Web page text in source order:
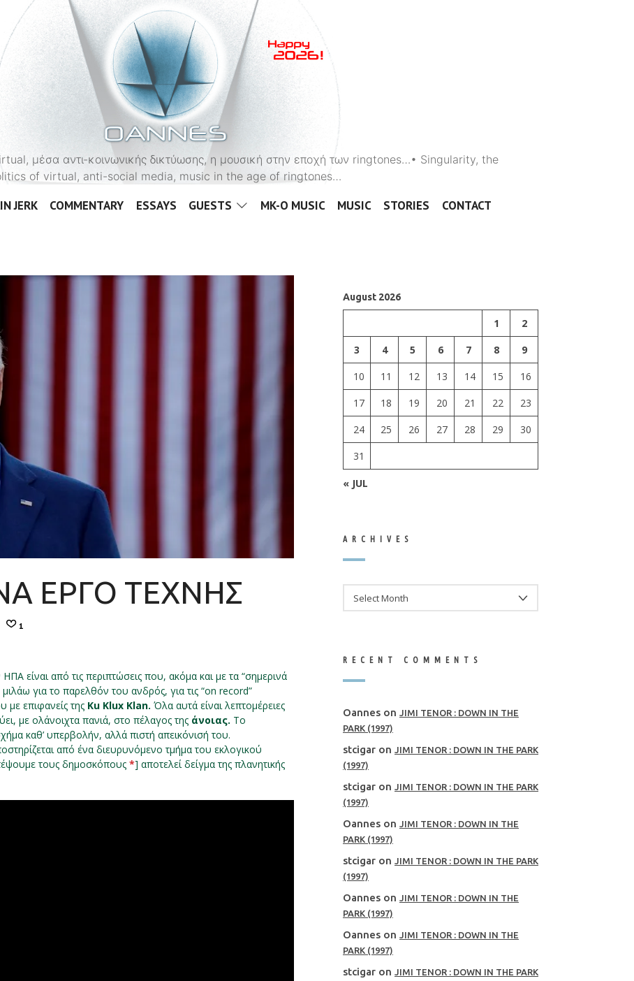
OANNES
μέσα αντι-κοινωνικής δικτύωσης, η μουσική στην εποχή των ringtones…• Singularity, the
of virtual, anti-social media, music in the age of ringtones…
JERK COMMENTARY ESSAYS GUESTS MK-O MUSIC MUSIC STORIES CONTACT
ΕΡΓΟ ΤΕΧΝΗΣ
1
είναι από τις περιπτώσεις που, ακόμα και με τα “σημερινά
για το παρελθόν του ανδρός, για τις “on record”
με επιφανείς της Ku Klux Klan. Όλα αυτά είναι λεπτομέρειες
με ολάνοιχτα πανιά, στο πέλαγος της άνοιας. Το
καθ’ υπερβολήν, αλλά πιστή απεικόνισή του.
από ένα διευρυνόμενο τμήμα του εκλογικού
τους δημοσκόπους *] αποτελεί δείγμα της πλανητικής
August 2026
1
2
3
4 5 6 7 8
9
10
11 12 13 14 15
16
17
18 19 20 21 22
23
24
25 26 27 28 29
30
31
« JUL
ARCHIVES
RECENT COMMENTS
Oannes on
JIMI TENOR : DOWN IN THE
PARK (1997)
stcigar on
JIMI TENOR : DOWN IN THE PARK
(1997)
stcigar on
JIMI TENOR : DOWN IN THE PARK
(1997)
Oannes on
JIMI TENOR : DOWN IN THE
PARK (1997)
stcigar on
JIMI TENOR : DOWN IN THE PARK
(1997)
Oannes on
JIMI TENOR : DOWN IN THE
PARK (1997)
Oannes on
JIMI TENOR : DOWN IN THE
PARK (1997)
stcigar on
JIMI TENOR : DOWN IN THE PARK